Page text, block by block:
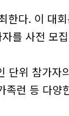
한다. 이 대
를 사전 모
단위 참가자
런 등 다양